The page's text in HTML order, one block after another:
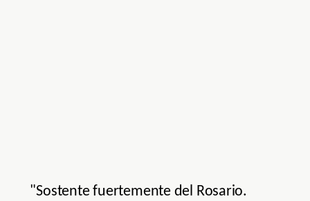
"Sostente fuertemente del Rosario.